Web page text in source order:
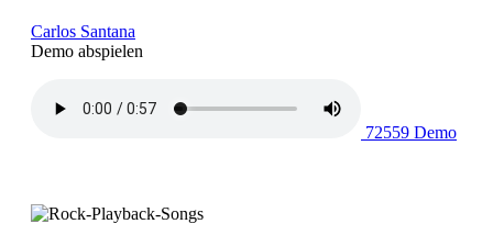
Carlos Santana
Demo abspielen
72559 Demo